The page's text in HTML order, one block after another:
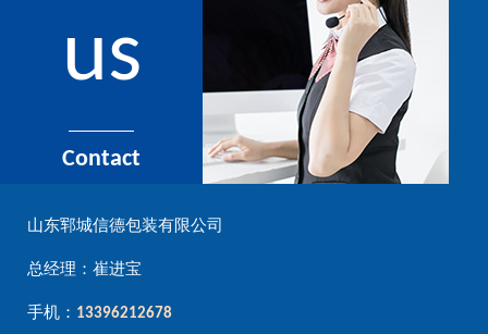
us
Contact
山东郓城信德包装有限公司
总经理：崔进宝
手机： 13396212678